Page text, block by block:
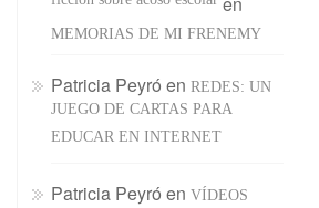
MEMORIAS DE MI FRENEMY
Patricia Peyró en REDES: UN
JUEGO DE CARTAS PARA
EDUCAR EN INTERNET
Patricia Peyró en VÍDEOS